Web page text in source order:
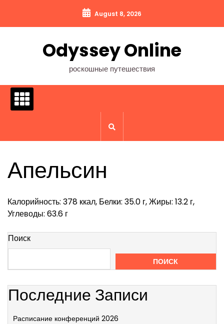
содержимому
August 8, 2026
Odyssey Online
роскошные путешествия
Апельсин
Калорийность: 378 ккал, Белки: 35.0 г, Жиры: 13.2 г,
Углеводы: 63.6 г
Поиск
ПОИСК
Последние Записи
Расписание конференций 2026